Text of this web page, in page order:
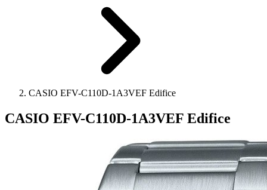
CASIO EFV-C110D-1A3VEF Edifice
CASIO EFV-C110D-1A3VEF Edifice